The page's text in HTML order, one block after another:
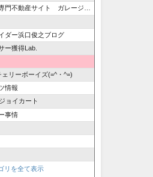
動産サイト ガレージハウスブログ
ダー浜口俊之ブログ
ー獲得Lab.
ェリーボーイズ(=^・^=)
情報
ョイカート
事情
リを全て表示